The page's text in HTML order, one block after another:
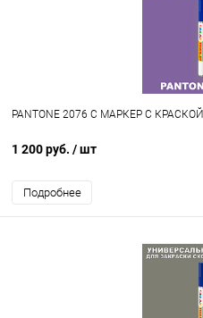
PANTONE 2076 C МАРКЕР С КРАСКОЙ
1 200 руб. / шт
Подробнее